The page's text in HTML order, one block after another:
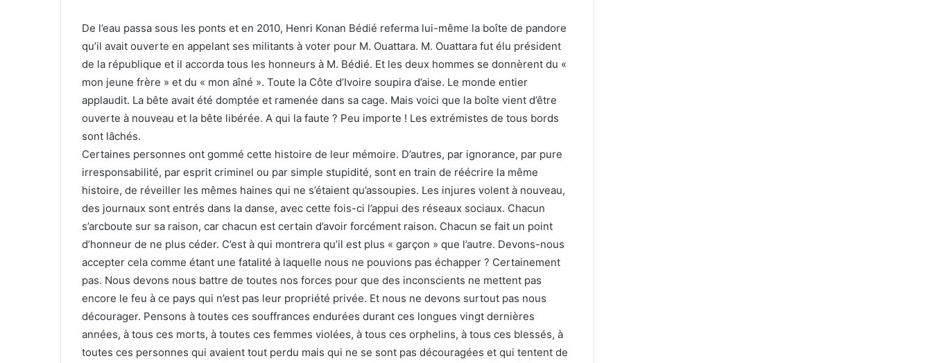
De l’eau passa sous les ponts et en 2010, Henri Konan Bédié referma lui-même la boîte de pandore
qu’il avait ouverte en appelant ses militants à voter pour M. Ouattara. M. Ouattara fut élu président
de la république et il accorda tous les honneurs à M. Bédié. Et les deux hommes se donnèrent du «
mon jeune frère » et du « mon aîné ». Toute la Côte d’Ivoire soupira d’aise. Le monde entier
applaudit. La bête avait été domptée et ramenée dans sa cage. Mais voici que la boîte vient d’être
ouverte à nouveau et la bête libérée. A qui la faute ? Peu importe ! Les extrémistes de tous bords
sont lâchés.
Certaines personnes ont gommé cette histoire de leur mémoire. D’autres, par ignorance, par pure
irresponsabilité, par esprit criminel ou par simple stupidité, sont en train de réécrire la même
histoire, de réveiller les mêmes haines qui ne s’étaient qu’assoupies. Les injures volent à nouveau,
des journaux sont entrés dans la danse, avec cette fois-ci l’appui des réseaux sociaux. Chacun
s’arcboute sur sa raison, car chacun est certain d’avoir forcément raison. Chacun se fait un point
d’honneur de ne plus céder. C’est à qui montrera qu’il est plus « garçon » que l’autre. Devons-nous
accepter cela comme étant une fatalité à laquelle nous ne pouvions pas échapper ? Certainement
pas. Nous devons nous battre de toutes nos forces pour que des inconscients ne mettent pas
encore le feu à ce pays qui n’est pas leur propriété privée. Et nous ne devons surtout pas nous
décourager. Pensons à toutes ces souffrances endurées durant ces longues vingt dernières
années, à tous ces morts, à toutes ces femmes violées, à tous ces orphelins, à tous ces blessés, à
toutes ces personnes qui avaient tout perdu mais qui ne se sont pas découragées et qui tentent de